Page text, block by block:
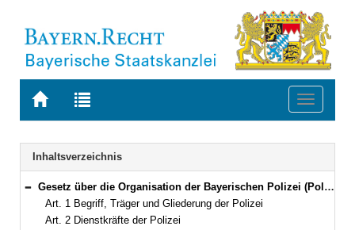
Zur
BAYERN.RECHT
Zur
letzten
Suche
Toggle
Navigation
Inhaltsverzeichnis
Bereich reduzieren
Gesetz über die Organisation der Bayerischen Polizei (Polizeiorganisationsgesetz – POG) Vom 10. August 1976 (BayRS II S. 263) BayRS 2012-2-1-I (Art. 1–16)
Art. 1 Begriff, Träger und Gliederung der Polizei
Art. 2 Dienstkräfte der Polizei